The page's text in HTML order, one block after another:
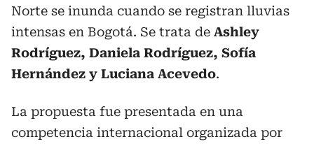
Norte se inunda cuando se registran lluvias
intensas en Bogotá. Se trata de Ashley
Rodríguez, Daniela Rodríguez, Sofía
Hernández y Luciana Acevedo.
La propuesta fue presentada en una
competencia internacional organizada por